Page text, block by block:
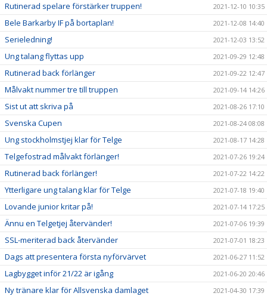
Rutinerad spelare förstärker truppen! 2021-12-10 10:35
Bele Barkarby IF på bortaplan! 2021-12-08 14:40
Serieledning! 2021-12-03 13:52
Ung talang flyttas upp 2021-09-29 12:48
Rutinerad back förlänger 2021-09-22 12:47
Målvakt nummer tre till truppen 2021-09-14 14:26
Sist ut att skriva på 2021-08-26 17:10
Svenska Cupen 2021-08-24 08:08
Ung stockholmstjej klar för Telge 2021-08-17 14:28
Telgefostrad målvakt förlänger! 2021-07-26 19:24
Rutinerad back förlänger! 2021-07-22 14:22
Ytterligare ung talang klar för Telge 2021-07-18 19:40
Lovande junior kritar på! 2021-07-14 17:25
Ännu en Telgetjej återvänder! 2021-07-06 19:39
SSL-meriterad back återvänder 2021-07-01 18:23
Dags att presentera första nyförvärvet 2021-06-27 11:52
Lagbygget inför 21/22 är igång 2021-06-20 20:46
Ny tränare klar för Allsvenska damlaget 2021-04-30 17:39